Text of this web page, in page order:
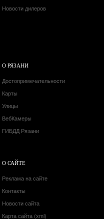
Новости дилеров
О РЯЗАНИ
Достопримечательности
Карты
Улицы
ВебКамеры
ГИБДД Рязани
О САЙТЕ
Реклама на сайте
Контакты
Новости сайта
Карта сайта (xml)